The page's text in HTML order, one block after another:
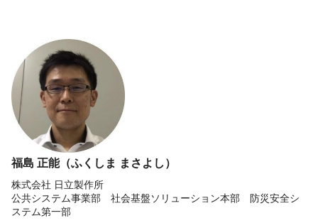
福島 正能（ふくしま まさよし）
株式会社 日立製作所
公共システム事業部 社会基盤ソリューション本部 防災安全シ
ステム第一部